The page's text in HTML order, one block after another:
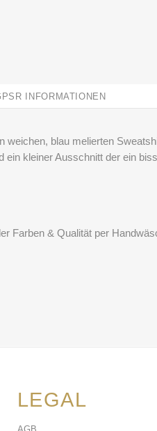
INFORMATIONEN
weichen, blau melierten
ein kleiner Ausschnitt der ein
Farben & Qualität per
LEGAL